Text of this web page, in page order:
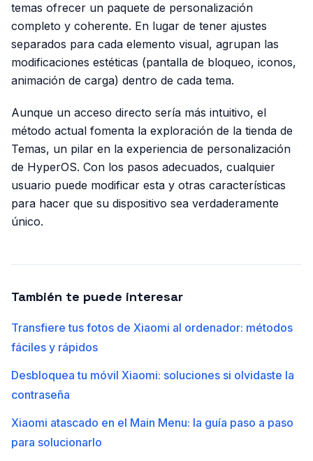
temas ofrecer un paquete de personalización
completo y coherente. En lugar de tener ajustes
separados para cada elemento visual, agrupan las
modificaciones estéticas (pantalla de bloqueo, iconos,
animación de carga) dentro de cada tema.
Aunque un acceso directo sería más intuitivo, el
método actual fomenta la exploración de la tienda de
Temas, un pilar en la experiencia de personalización
de HyperOS. Con los pasos adecuados, cualquier
usuario puede modificar esta y otras características
para hacer que su dispositivo sea verdaderamente
único.
También te puede interesar
Transfiere tus fotos de Xiaomi al ordenador: métodos
fáciles y rápidos
Desbloquea tu móvil Xiaomi: soluciones si olvidaste la
contraseña
Xiaomi atascado en el Main Menu: la guía paso a paso
para solucionarlo